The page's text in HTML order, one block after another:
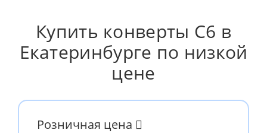
Купить конверты С6 в
Екатеринбурге по низкой
цене
Розничная цена